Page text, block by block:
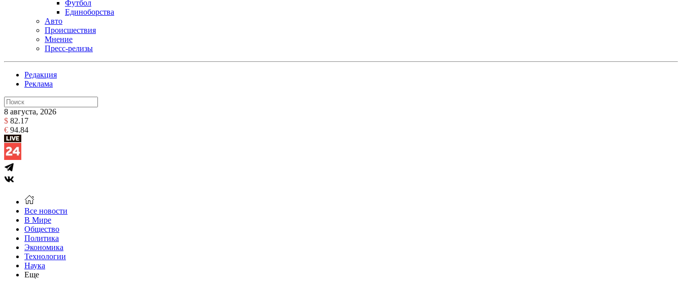
Футбол
Единоборства
Авто
Происшествия
Мнение
Пресс-релизы
Редакция
Реклама
8 августа, 2026
$ 82.17
€ 94.84
Все новости
В Мире
Общество
Политика
Экономика
Технологии
Наука
Еще